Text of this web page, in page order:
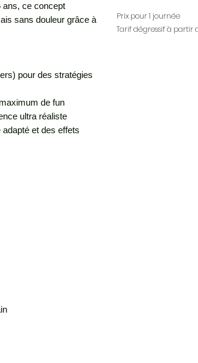
ans, ce concept
sans douleur grâce à
pour des stratégies
de fun
ultra réaliste
et des effets
Prix pour 1 journée
Tarif dégressif à partir